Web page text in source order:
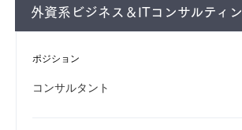
外資系ビジネス＆ITコンサルティ
ポジション
コンサルタント